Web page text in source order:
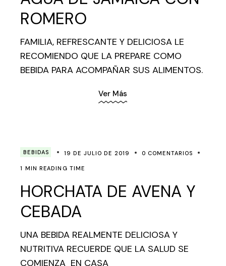
ROMERO
FAMILIA, REFRESCANTE Y DELICIOSA LE
RECOMIENDO QUE LA PREPARE COMO
BEBIDA PARA ACOMPAÑAR SUS ALIMENTOS.
Ver Más
BEBIDAS 19 DE JULIO DE 2019 0 COMENTARIOS
1 MIN READING TIME
HORCHATA DE AVENA Y
CEBADA
UNA BEBIDA REALMENTE DELICIOSA Y
NUTRITIVA RECUERDE QUE LA SALUD SE
COMIENZA EN CASA